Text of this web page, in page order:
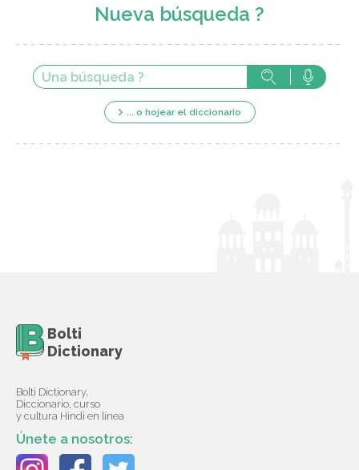
Nueva búsqueda ?
... o hojear el diccionario
Bolti
Dictionary
Bolti Dictionary,
Diccionario, curso
y cultura Hindi en línea
Únete a nosotros: